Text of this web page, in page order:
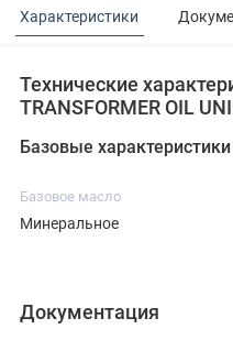
Характеристики
Технические
TRANSFORMER OIL
Базовые характеристики
Базовое масло
Минеральное
Документация